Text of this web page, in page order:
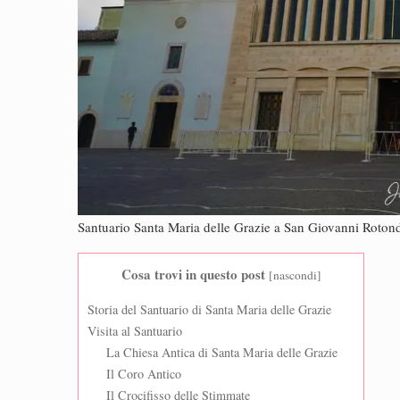
Santuario Santa Maria delle Grazie a San Giovanni
Cosa trovi in questo post [nascondi]
Storia del Santuario di Santa Maria delle Grazie
Visita al Santuario
La Chiesa Antica di Santa Maria delle Grazie
Il Coro Antico
Il Crocifisso delle Stimmate